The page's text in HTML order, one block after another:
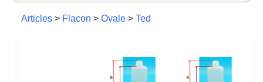
Articles > Flacon > Ovale > Ted